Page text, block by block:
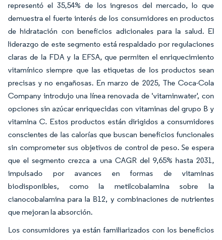
representó el 35,54% de los ingresos del mercado, lo que
demuestra el fuerte interés de los consumidores en productos
de hidratación con beneficios adicionales para la salud. El
liderazgo de este segmento está respaldado por regulaciones
claras de la FDA y la EFSA, que permiten el enriquecimiento
vitamínico siempre que las etiquetas de los productos sean
precisas y no engañosas. En marzo de 2025, The Coca-Cola
Company introdujo una línea renovada de 'vitaminwater', con
opciones sin azúcar enriquecidas con vitaminas del grupo B y
vitamina C. Estos productos están dirigidos a consumidores
conscientes de las calorías que buscan beneficios funcionales
sin comprometer sus objetivos de control de peso. Se espera
que el segmento crezca a una CAGR del 9,65% hasta 2031,
impulsado por avances en formas de vitaminas
biodisponibles, como la metilcobalamina sobre la
cianocobalamina para la B12, y combinaciones de nutrientes
que mejoran la absorción.
Los consumidores ya están familiarizados con los beneficios